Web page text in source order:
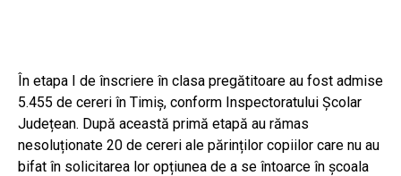
În etapa I de înscriere în clasa pregătitoare au fost admise
5.455 de cereri în Timiș, conform Inspectoratului Școlar
Județean. După această primă etapă au rămas
nesoluționate 20 de cereri ale părinților copiilor care nu au
bifat în solicitarea lor opțiunea de a se întoarce în școala